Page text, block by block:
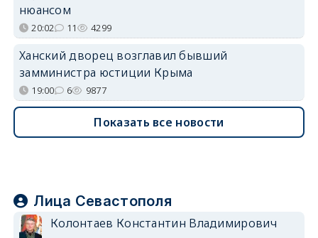
нюансом
20:02 11 4299
Ханский дворец возглавил бывший
замминистра юстиции Крыма
19:00 6 9877
Показать все новости
Лица Севастополя
Колонтаев Константин Владимирович